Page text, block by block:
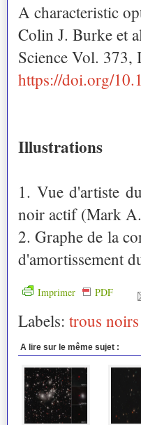
A characteristic
Colin J. Burke et
Science Vol. 373,
https://doi.org/
Illustrations
1. Vue d'artiste
noir actif (Mark
2. Graphe de la
d'amortissement
Imprimer PDF
Labels: trous noirs
A lire sur le même sujet :